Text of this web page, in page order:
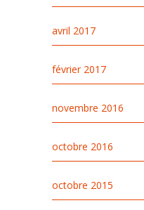
avril 2017
février 2017
novembre 2016
octobre 2016
octobre 2015